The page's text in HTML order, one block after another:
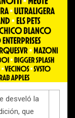
desveló la
que